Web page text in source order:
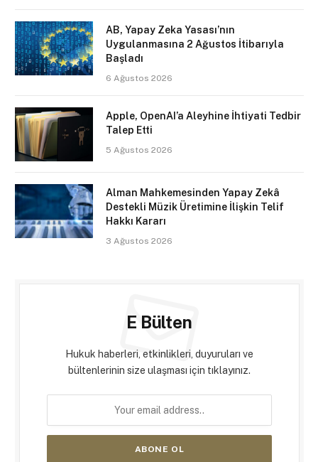
AB, Yapay Zeka Yasası’nın
Uygulanmasına 2 Ağustos İtibarıyla
Başladı
6 Ağustos 2026
Apple, OpenAI’a Aleyhine İhtiyati Tedbir
Talep Etti
5 Ağustos 2026
Alman Mahkemesinden Yapay Zekâ
Destekli Müzik Üretimine İlişkin Telif
Hakkı Kararı
3 Ağustos 2026
E Bülten
Hukuk haberleri, etkinlikleri, duyuruları ve
bültenlerinin size ulaşması için tıklayınız.